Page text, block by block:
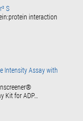
S
interaction
Intensity Assay with
Kit for ADP…